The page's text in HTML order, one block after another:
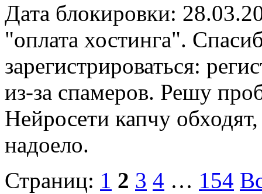
Дата блокировки:
"оплата хостинга".
зарегистрироваться:
из-за спамеров. Решу
Нейросети капчу
надоело.
Страниц: 1 2 3 4 … 154